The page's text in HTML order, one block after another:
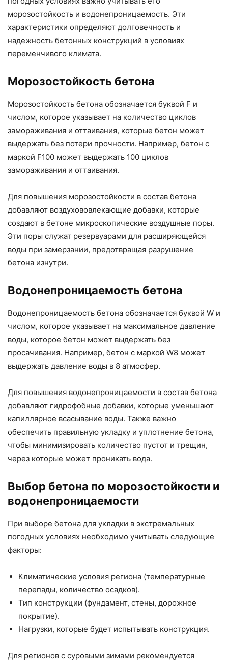
морозостойкость и водонепроницаемость. Эти
характеристики определяют долговечность и
надежность бетонных конструкций в условиях
переменчивого климата.
Морозостойкость бетона
Морозостойкость бетона обозначается буквой F и
числом, которое указывает на количество циклов
замораживания и оттаивания, которые бетон может
выдержать без потери прочности. Например, бетон с
маркой F100 может выдержать 100 циклов
замораживания и оттаивания.
Для повышения морозостойкости в состав бетона
добавляют воздухововлекающие добавки, которые
создают в бетоне микроскопические воздушные поры.
Эти поры служат резервуарами для расширяющейся
воды при замерзании, предотвращая разрушение
бетона изнутри.
Водонепроницаемость бетона
Водонепроницаемость бетона обозначается буквой W и
числом, которое указывает на максимальное давление
воды, которое бетон может выдержать без
просачивания. Например, бетон с маркой W8 может
выдержать давление воды в 8 атмосфер.
Для повышения водонепроницаемости в состав бетона
добавляют гидрофобные добавки, которые уменьшают
капиллярное всасывание воды. Также важно
обеспечить правильную укладку и уплотнение бетона,
чтобы минимизировать количество пустот и трещин,
через которые может проникать вода.
Выбор бетона по морозостойкости и
водонепроницаемости
При выборе бетона для укладки в экстремальных
погодных условиях необходимо учитывать следующие
факторы:
Климатические условия региона (температурные
перепады, количество осадков).
Тип конструкции (фундамент, стены, дорожное
покрытие).
Нагрузки, которые будет испытывать конструкция.
Для регионов с суровыми зимами рекомендуется